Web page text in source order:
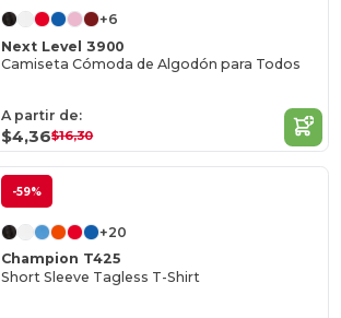
+6
Next Level 3900
Camiseta Cómoda de Algodón para Todos
A partir de:
$4,36$16,30
-59%
+20
Champion T425
Short Sleeve Tagless T-Shirt